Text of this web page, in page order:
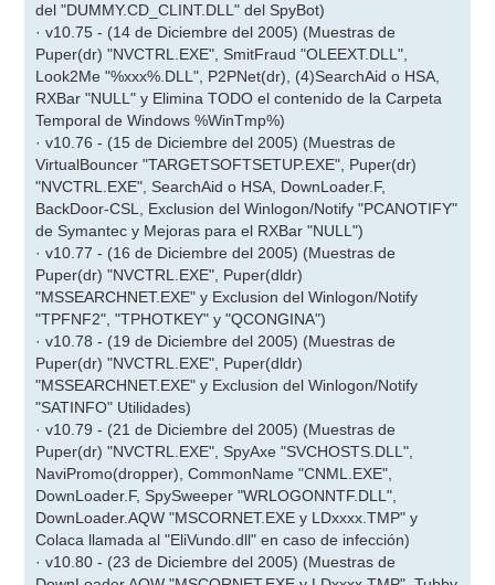
del "DUMMY.CD_CLINT.DLL" del SpyBot)
· v10.75 - (14 de Diciembre del 2005) (Muestras de
Puper(dr) "NVCTRL.EXE", SmitFraud "OLEEXT.DLL",
Look2Me "%xxx%.DLL", P2PNet(dr), (4)SearchAid o HSA,
RXBar "NULL" y Elimina TODO el contenido de la Carpeta
Temporal de Windows %WinTmp%)
· v10.76 - (15 de Diciembre del 2005) (Muestras de
VirtualBouncer "TARGETSOFTSETUP.EXE", Puper(dr)
"NVCTRL.EXE", SearchAid o HSA, DownLoader.F,
BackDoor-CSL, Exclusion del Winlogon/Notify "PCANOTIFY"
de Symantec y Mejoras para el RXBar "NULL")
· v10.77 - (16 de Diciembre del 2005) (Muestras de
Puper(dr) "NVCTRL.EXE", Puper(dldr)
"MSSEARCHNET.EXE" y Exclusion del Winlogon/Notify
"TPFNF2", "TPHOTKEY" y "QCONGINA")
· v10.78 - (19 de Diciembre del 2005) (Muestras de
Puper(dr) "NVCTRL.EXE", Puper(dldr)
"MSSEARCHNET.EXE" y Exclusion del Winlogon/Notify
"SATINFO" Utilidades)
· v10.79 - (21 de Diciembre del 2005) (Muestras de
Puper(dr) "NVCTRL.EXE", SpyAxe "SVCHOSTS.DLL",
NaviPromo(dropper), CommonName "CNML.EXE",
DownLoader.F, SpySweeper "WRLOGONNTF.DLL",
DownLoader.AQW "MSCORNET.EXE y LDxxxx.TMP" y
Colaca llamada al "EliVundo.dll" en caso de infección)
· v10.80 - (23 de Diciembre del 2005) (Muestras de